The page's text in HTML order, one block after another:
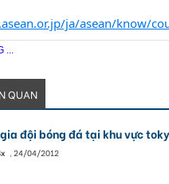
ja/asean/know/
...
QUAN
đội bóng đá tại khu vực
, 24/04/2012